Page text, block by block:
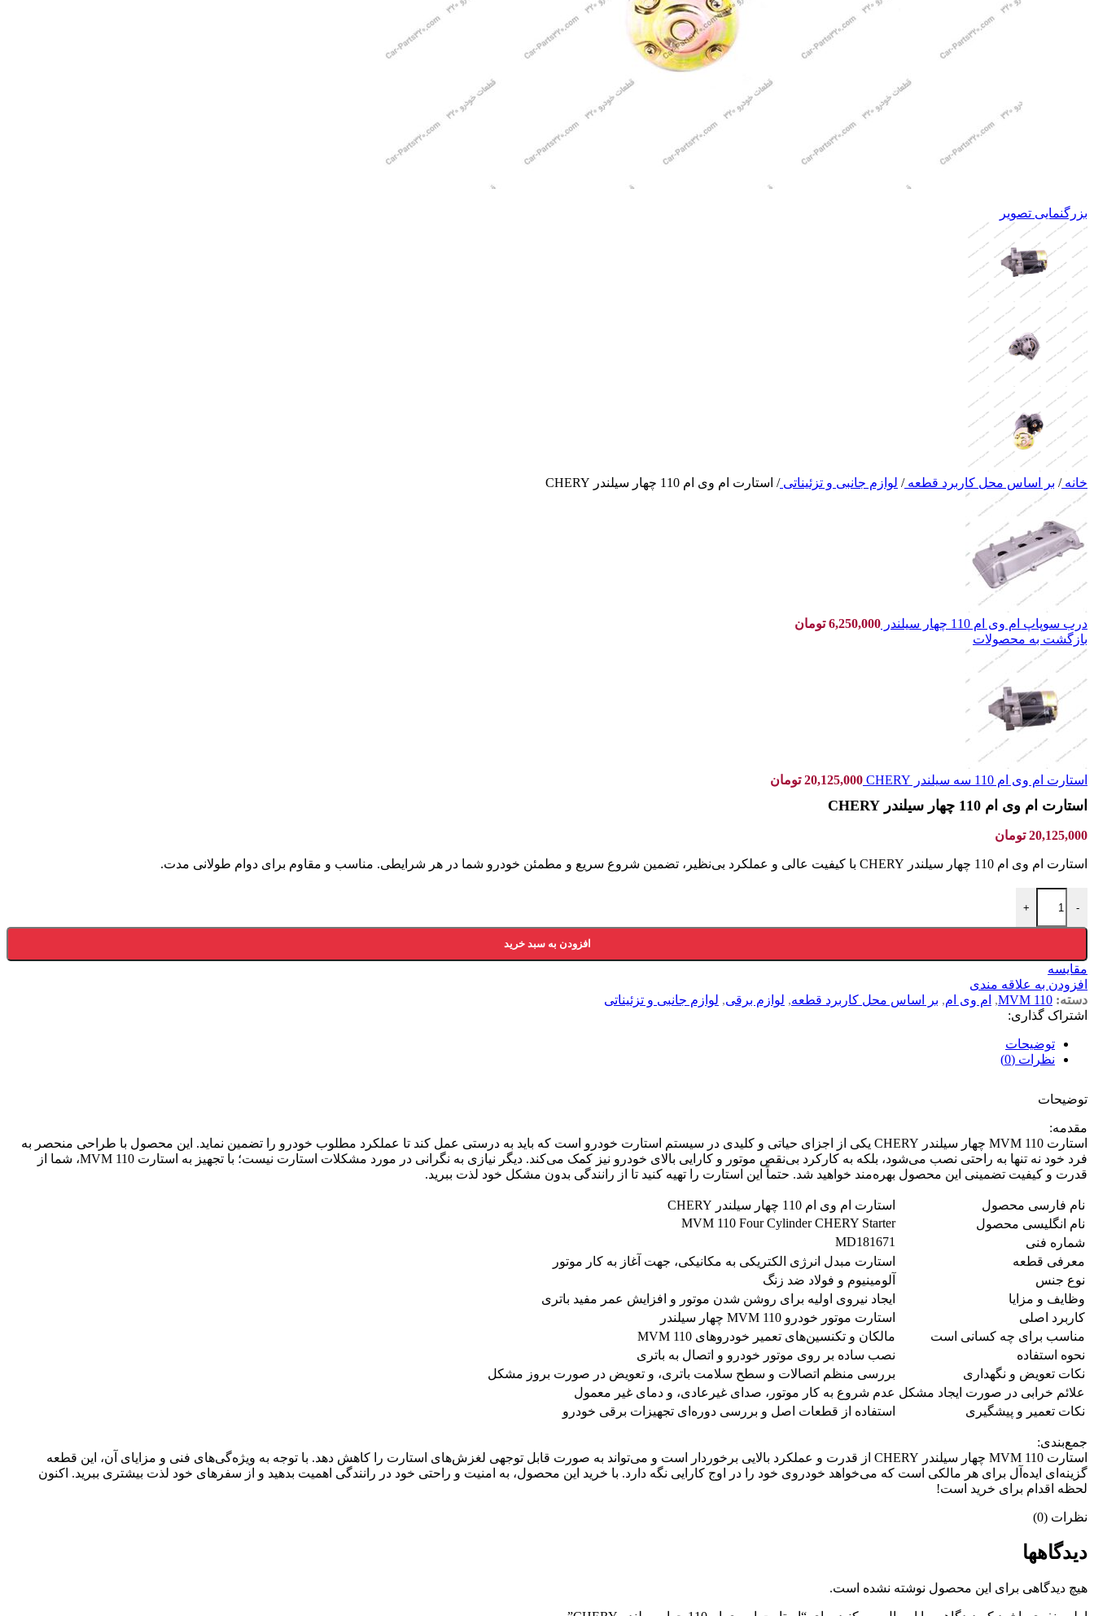
بزرگنمایی تصویر
خانه/ بر اساس محل کاربرد قطعه/ لوازم جانبی و تزئیناتی/ استارت ام وی ام 110 چهار سیلندر CHERY
درب سوپاپ ام وی ام 110 چهار سیلندر 6,250,000 تومان
بازگشت به محصولات
استارت ام وی ام 110 سه سیلندر CHERY 20,125,000 تومان
استارت ام وی ام 110 چهار سیلندر CHERY
20,125,000 تومان
استارت ام وی ام 110 چهار سیلندر CHERY با کیفیت عالی و عملکرد بی‌نظیر، تضمین شروع سریع و مطمئن خودرو شما در هر شرایطی. مناسب و مقاوم برای دوام طولانی مدت.
-
+
افزودن به سبد خرید
مقایسه
افزودن به علاقه مندی
دسته: MVM 110
, ام وی ام, بر اساس محل کاربرد قطعه, لوازم برقی, لوازم جانبی و تزئیناتی
اشتراک گذاری:
توضیحات
نظرات (0)
توضیحات
مقدمه:
استارت MVM 110 چهار سیلندر CHERY یکی از اجزای حیاتی و کلیدی در سیستم استارت خودرو است که باید به درستی عمل کند تا عملکرد مطلوب خودرو را تضمین نماید. این محصول با طراحی منحصر به
فرد خود نه تنها به راحتی نصب می‌شود، بلکه به کارکرد بی‌نقص موتور و کارایی بالای خودرو نیز کمک می‌کند. دیگر نیازی به نگرانی در مورد مشکلات استارت نیست؛ با تجهیز به استارت MVM 110، شما از
قدرت و کیفیت تضمینی این محصول بهره‌مند خواهید شد. حتماً این استارت را تهیه کنید تا از رانندگی بدون مشکل خود لذت ببرید.
نام فارسی محصول
استارت ام وی ام 110 چهار سیلندر CHERY
نام انگلیسی محصول
MVM 110 Four Cylinder CHERY Starter
شماره فنی
MD181671
معرفی قطعه
استارت مبدل انرژی الکتریکی به مکانیکی، جهت آغاز به کار موتور
نوع جنس
آلومینیوم و فولاد ضد زنگ
وظایف و مزایا
ایجاد نیروی اولیه برای روشن شدن موتور و افزایش عمر مفید باتری
کاربرد اصلی
استارت موتور خودرو MVM 110 چهار سیلندر
مناسب برای چه کسانی است
مالکان و تکنسین‌های تعمیر خودروهای MVM 110
نحوه استفاده
نصب ساده بر روی موتور خودرو و اتصال به باتری
نکات تعویض و نگهداری
بررسی منظم اتصالات و سطح سلامت باتری، و تعویض در صورت بروز مشکل
علائم خرابی در صورت ایجاد مشکل عدم شروع به کار موتور، صدای غیرعادی، و دمای غیر معمول
نکات تعمیر و پیشگیری
استفاده از قطعات اصل و بررسی دوره‌ای تجهیزات برقی خودرو
جمع‌بندی:
استارت MVM 110 چهار سیلندر CHERY از قدرت و عملکرد بالایی برخوردار است و می‌تواند به صورت قابل توجهی لغزش‌های استارت را کاهش دهد. با توجه به ویژه‌گی‌های فنی و مزایای آن، این قطعه
گزینه‌ای ایده‌آل برای هر مالکی است که می‌خواهد خودروی خود را در اوج کارایی نگه دارد. با خرید این محصول، به امنیت و راحتی خود در رانندگی اهمیت بدهید و از سفرهای خود لذت بیشتری ببرید. اکنون
لحظه اقدام برای خرید است!
نظرات (0)
دیدگاهها
هیچ دیدگاهی برای این محصول نوشته نشده است.